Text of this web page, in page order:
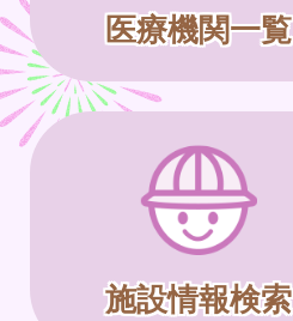
医療機関一覧
施設情報検索